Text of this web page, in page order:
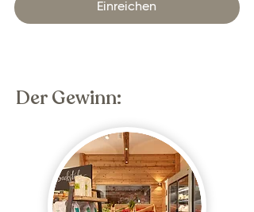
Einreichen
Der Gewinn: